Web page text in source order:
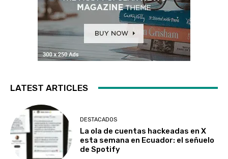
LATEST ARTICLES
DESTACADOS
La ola de cuentas hackeadas en X
esta semana en Ecuador: el señuelo
de Spotify